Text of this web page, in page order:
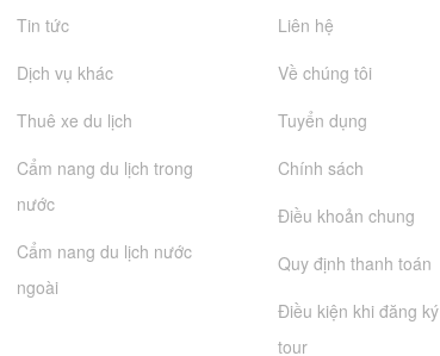
Tin tức
Dịch vụ khác
Thuê xe du lịch
Cẩm nang du lịch trong
nước
Cẩm nang du lịch nước
ngoài
Liên hệ
Về chúng tôi
Tuyển dụng
Chính sách
Điều khoản chung
Quy định thanh toán
Điều kiện khi đăng ký
tour